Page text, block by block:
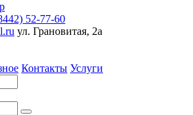
52-77-60
ул. Грановитая, 2а
Контакты Услуги